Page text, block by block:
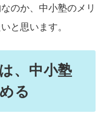
のか、中小塾のメリ
と思います。
、中小塾
る